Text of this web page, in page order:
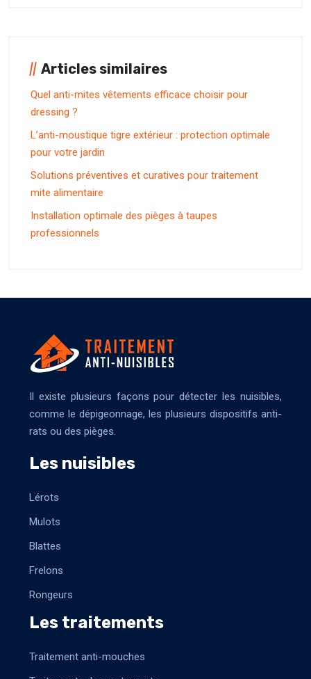
Articles similaires
Quel anti-mites vêtements efficace choisir pour
dressing ?
L’anti-moustique tigre extérieur : protection optimale
pour votre jardin
Solutions préventives et curatives pour traitement
mite alimentaire
Installation optimale des pièges à taupes
professionnels
Il existe plusieurs façons pour détecter les nuisibles,
comme le dépigeonnage, les plusieurs dispositifs anti-
rats ou des pièges.
Les nuisibles
Lérots
Mulots
Blattes
Frelons
Rongeurs
Les traitements
Traitement anti-mouches